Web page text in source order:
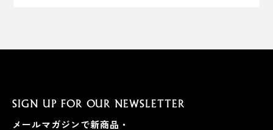
SIGN UP FOR OUR NEWSLETTER
メールマガジンで新商品・